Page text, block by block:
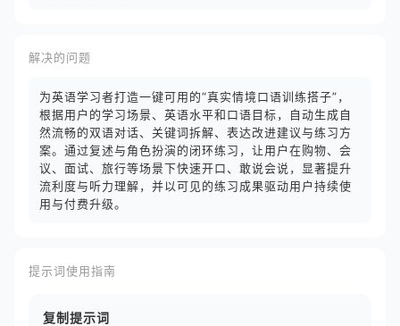
解决的问题
为英语学习者打造一键可用的“真实情境口语训练搭子”，
根据用户的学习场景、英语水平和口语目标，自动生成自
然流畅的双语对话、关键词拆解、表达改进建议与练习方
案。通过复述与角色扮演的闭环练习，让用户在购物、会
议、面试、旅行等场景下快速开口、敢说会说，显著提升
流利度与听力理解，并以可见的练习成果驱动用户持续使
用与付费升级。
提示词使用指南
复制提示词